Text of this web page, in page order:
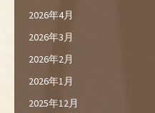
2026年4月
2026年3月
2026年2月
2026年1月
2025年12月